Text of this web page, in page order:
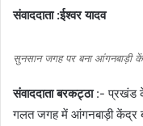
संवाददाता :ईश्वर यादव
सुनसान जगह पर बना आंगनबाड़ी
संवाददाता बरकट्ठा:- प्रखंड के
गलत जगह में आंगनबाड़ी केंद्र